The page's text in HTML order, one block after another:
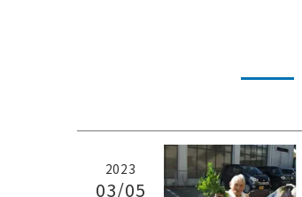
2023
03/05